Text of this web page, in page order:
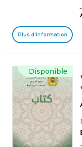
Plus d'information
Disponible